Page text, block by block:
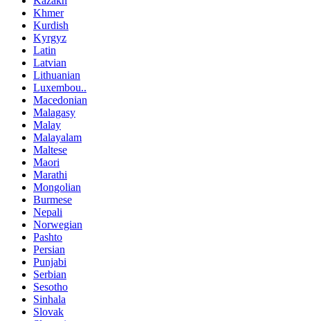
Khmer
Kurdish
Kyrgyz
Latin
Latvian
Lithuanian
Luxembou..
Macedonian
Malagasy
Malay
Malayalam
Maltese
Maori
Marathi
Mongolian
Burmese
Nepali
Norwegian
Pashto
Persian
Punjabi
Serbian
Sesotho
Sinhala
Slovak